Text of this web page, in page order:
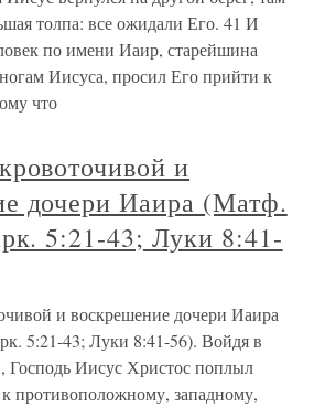
толпа: все ожидали Его. 41 И
по имени Иаир, старейшина
Иисуса, просил Его прийти к
что
и
дочери Иаира (Матф.
5:21-43; Луки 8:41-
и воскрешение дочери Иаира
5:21-43; Луки 8:41-56). Войдя в
Господь Иисус Христос поплыл
противоположному, западному,